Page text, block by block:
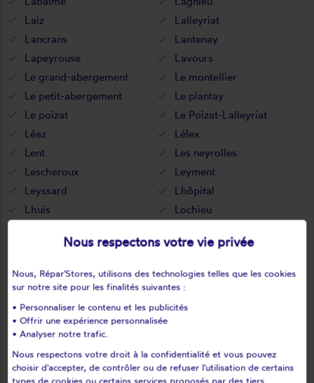
Laiz
Lalleyriat
Lancrans
Lantenay
Lapeyrouse
Lavours
Le grand-abergement
Le montellier
Le petit-abergement
Le plantay
Le poizat
Le Poizat-Lalleyriat
Léaz
Lélex
Lent
Les neyrolles
Lescheroux
Leyment
Leyssard
Lhôpital
Lhuis
Lochieu
Loyettes
Lurcy
Magnieu
Maillat
Malafretaz
Mantenay-montlin
Manziat
Marchamp
Marlieux
Marsonnas
Martignat
Massieux
Nous respectons votre vie privée
Nous, Répar'Stores, utilisons des technologies telles que les cookies
sur notre site pour les finalités suivantes :
• Personnaliser le contenu et les publicités
• Offrir une expérience personnalisée
• Analyser notre trafic.
Nous respectons votre droit à la confidentialité et vous pouvez
choisir d'accepter, de contrôler ou de refuser l'utilisation de certains
types de cookies ou certains services proposés par des tiers.